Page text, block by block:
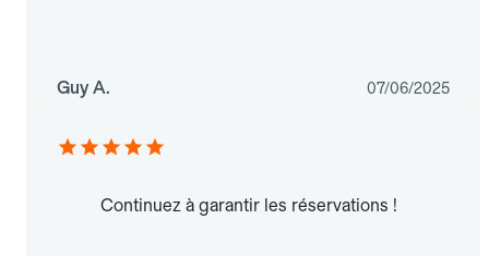
Guy A. 07/06/2025
Continuez à garantir les réservations !